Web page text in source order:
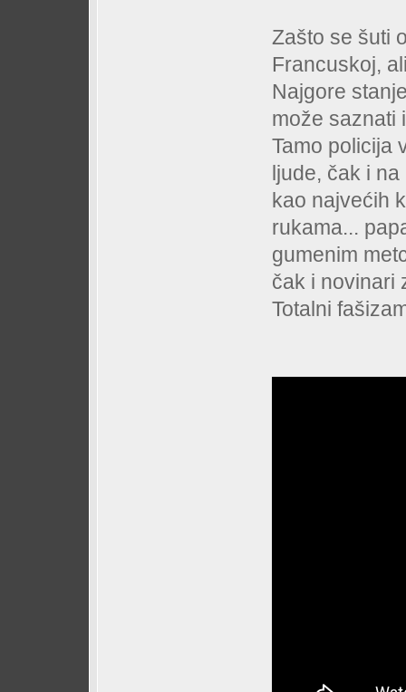
Zašto se šuti
Francuskoj,
Najgore
može saznati
Tamo policija
ljude, čak i
kao najvećih
rukama...
gumenim
čak i novinari
Totalni